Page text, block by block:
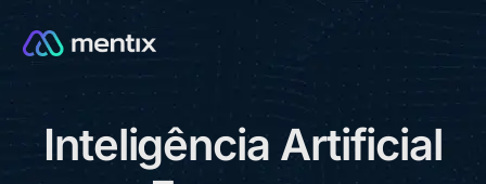
Inteligência Artificial
CONSULTORIA GRÁTIS